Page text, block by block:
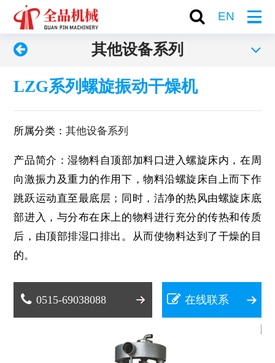
EN
其他设备系列
LZG系列螺旋振动干燥机
所属分类：其他设备系列
产品简介：湿物料自顶部加料口进入螺旋床内，在周
向激振力及重力的作用下，物料沿螺旋床自上而下作
跳跃运动直至最底层；同时，洁净的热风由螺旋床底
部进入，与分布在床上的物料进行充分的传热和传质
后，由顶部排湿口排出。从而使物料达到了干燥的目
的。
0515-69038088 在线联系